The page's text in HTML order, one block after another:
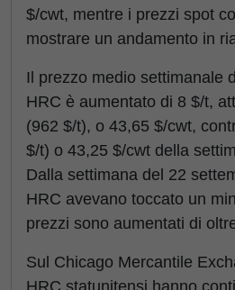
$/cwt, mentre i prezzi spot
mostrare un andamento in
Il prezzo medio settimanale
HRC è aumentato di 8 $/t,
(962 $/t), o 43,65 $/cwt,
$/t) o 43,25 $/cwt della
Dalla settimana del 22
HRC avevano toccato un
prezzi sono aumentati di
Sul Chicago Mercantile
HRC statunitensi hanno